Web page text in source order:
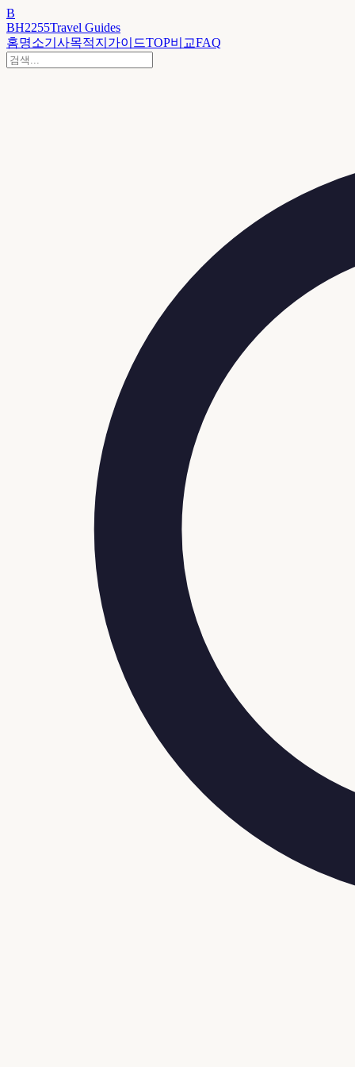
B
BH2255Travel Guides
홈명소기사목적지 가이드TOP비교FAQ